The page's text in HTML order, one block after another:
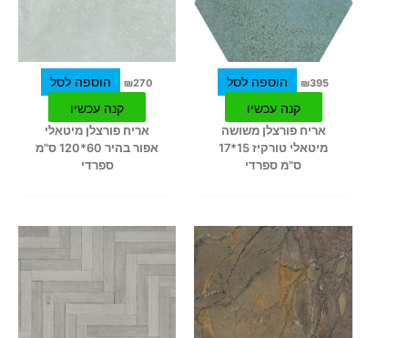
₪395
הוספה לסל
קנה עכשיו
אריח פורצלן משושה
מיטאלי טורקיז 15*17
ס"מ ספרדי
₪270
הוספה לסל
קנה עכשיו
אריח פורצלן מיטאלי
אפור בהיר 60*120 ס"מ
ספרדי
טווח
מחירים:
⁦₪210⁩
עד
למוצר
זה
יש
מספר
סוגים.